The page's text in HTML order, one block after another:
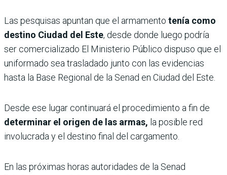
Las pesquisas apuntan que el armamento tenía como
destino Ciudad del Este, desde donde luego podría
ser comercializado El Ministerio Público dispuso que el
uniformado sea trasladado junto con las evidencias
hasta la Base Regional de la Senad en Ciudad del Este.
Desde ese lugar continuará el procedimiento a fin de
determinar el origen de las armas, la posible red
involucrada y el destino final del cargamento.
En las próximas horas autoridades de la Senad